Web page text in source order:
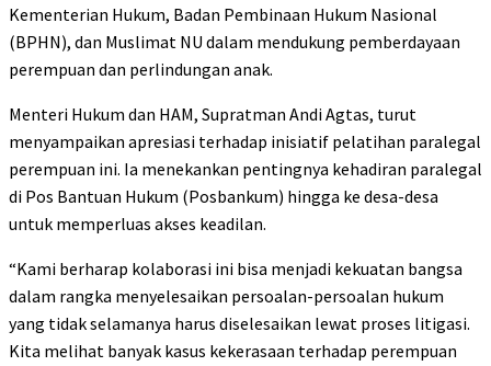
Kementerian Hukum, Badan Pembinaan Hukum Nasional
(BPHN), dan Muslimat NU dalam mendukung pemberdayaan
perempuan dan perlindungan anak.
Menteri Hukum dan HAM, Supratman Andi Agtas, turut
menyampaikan apresiasi terhadap inisiatif pelatihan paralegal
perempuan ini. Ia menekankan pentingnya kehadiran paralegal
di Pos Bantuan Hukum (Posbankum) hingga ke desa-desa
untuk memperluas akses keadilan.
“Kami berharap kolaborasi ini bisa menjadi kekuatan bangsa
dalam rangka menyelesaikan persoalan-persoalan hukum
yang tidak selamanya harus diselesaikan lewat proses litigasi.
Kita melihat banyak kasus kekerasaan terhadap perempuan